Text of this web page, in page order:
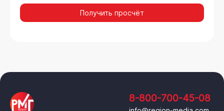
Получить просчёт
8-800-700-45-08